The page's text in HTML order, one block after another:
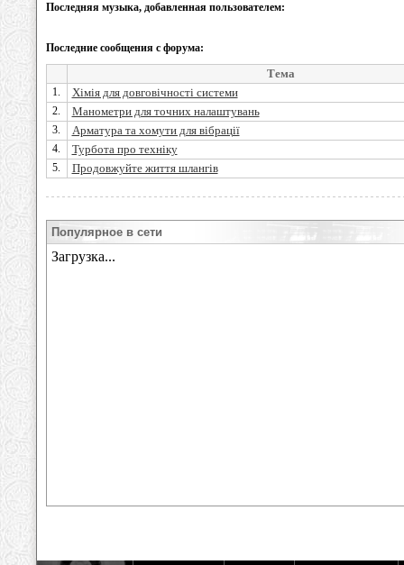
Последняя музыка, добавленная пользователем:
Последние сообщения с форума:
Тема
1. Хімія для довговічності системи
2. Манометри для точних налаштувань
3. Арматура та хомути для вібрації
4. Турбота про техніку
5. Продовжуйте життя шлангів
Популярное в сети